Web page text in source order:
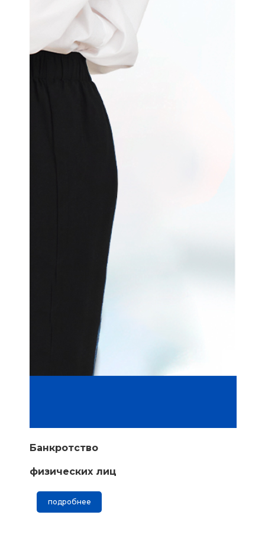
Банкротство
физических лиц
подробнее